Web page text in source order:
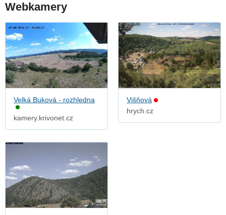
Webkamery
Velká Buková - rozhledna
kamery.krivonet.cz
Višňová
hrych.cz